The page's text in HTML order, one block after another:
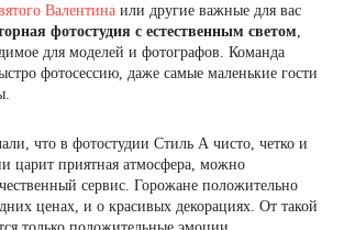
Валентина или другие важные для вас
фотостудия с естественным светом,
для моделей и фотографов. Команда
фотосессию, даже самые маленькие гости
что в фотостудии Стиль А чисто, четко и
царит приятная атмосфера, можно
сервис. Горожане положительно
ценах, и о красивых декорациях. От такой